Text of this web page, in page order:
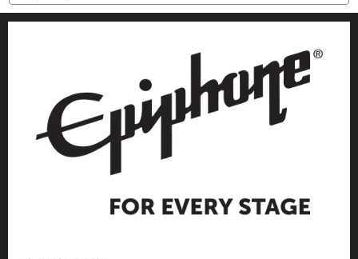
VARUMÄRKEN
OM
OSS
KONTAKT